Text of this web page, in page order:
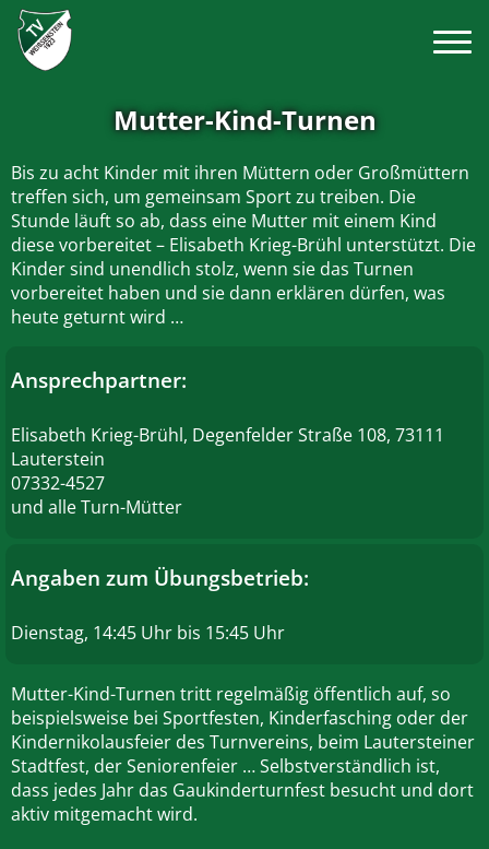
Mutter-Kind-Turnen
Bis zu acht Kinder mit ihren Müttern oder Großmüttern
treffen sich, um gemeinsam Sport zu treiben. Die
Stunde läuft so ab, dass eine Mutter mit einem Kind
diese vorbereitet – Elisabeth Krieg-Brühl unterstützt. Die
Kinder sind unendlich stolz, wenn sie das Turnen
vorbereitet haben und sie dann erklären dürfen, was
heute geturnt wird …
Ansprechpartner:
Elisabeth Krieg-Brühl, Degenfelder Straße 108, 73111
Lauterstein
07332-4527
und alle Turn-Mütter
Angaben zum Übungsbetrieb:
Dienstag, 14:45 Uhr bis 15:45 Uhr
Mutter-Kind-Turnen tritt regelmäßig öffentlich auf, so
beispielsweise bei Sportfesten, Kinderfasching oder der
Kindernikolausfeier des Turnvereins, beim Lautersteiner
Stadtfest, der Seniorenfeier … Selbstverständlich ist,
dass jedes Jahr das Gaukinderturnfest besucht und dort
aktiv mitgemacht wird.